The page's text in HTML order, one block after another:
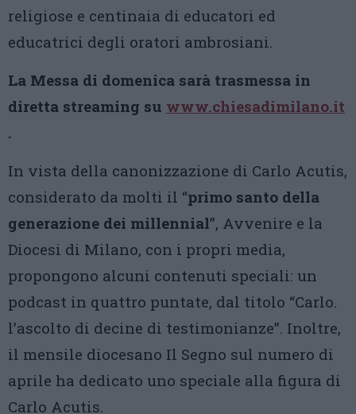
religiose e centinaia di educatori ed
educatrici degli oratori ambrosiani.
La Messa di domenica sarà trasmessa in
diretta streaming su www.chiesadimilano.it
.
In vista della canonizzazione di Carlo Acutis,
considerato da molti il “primo santo della
generazione dei millennial”, Avvenire e la
Diocesi di Milano, con i propri media,
propongono alcuni contenuti speciali: un
podcast in quattro puntate, dal titolo “Carlo.
l’ascolto di decine di testimonianze”. Inoltre,
il mensile diocesano Il Segno sul numero di
aprile ha dedicato uno speciale alla figura di
Carlo Acutis.